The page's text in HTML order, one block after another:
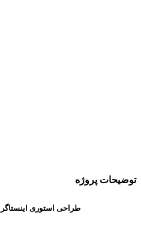
توضیحات پروژه
طراحی استوری